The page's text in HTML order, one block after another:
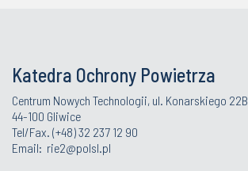
Katedra Ochrony Powietrza
Centrum Nowych Technologii, ul. Konarskiego 22B
44-100 Gliwice
Tel/Fax. (+48) 32 237 12 90
Email: rie2@polsl.pl